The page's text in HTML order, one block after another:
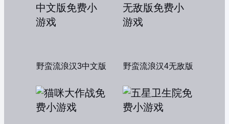
野蛮流浪汉3中文版 野蛮流浪汉4无敌版